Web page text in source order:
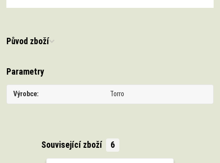
Původ zboží
Parametry
Výrobce Torro
Související zboží 6